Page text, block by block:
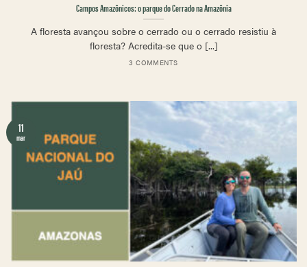
Campos Amazônicos: o parque do Cerrado na Amazônia
A floresta avançou sobre o cerrado ou o cerrado resistiu à
floresta? Acredita-se que o [...]
3 COMMENTS
11
mar